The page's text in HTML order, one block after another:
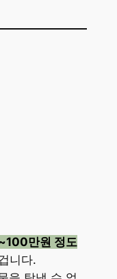
만원 정도
니다.